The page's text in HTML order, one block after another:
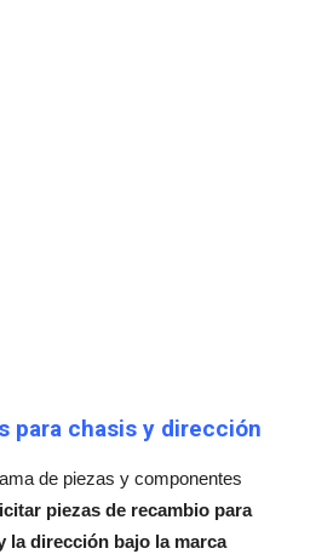
para chasis y dirección
de piezas y componentes
piezas de recambio para
la dirección bajo la marca